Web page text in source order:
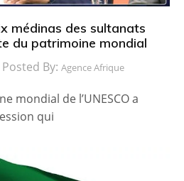
médinas des sultanats
du patrimoine mondial
Posted By: Agence Afrique
mondial de l’UNESCO a
qui